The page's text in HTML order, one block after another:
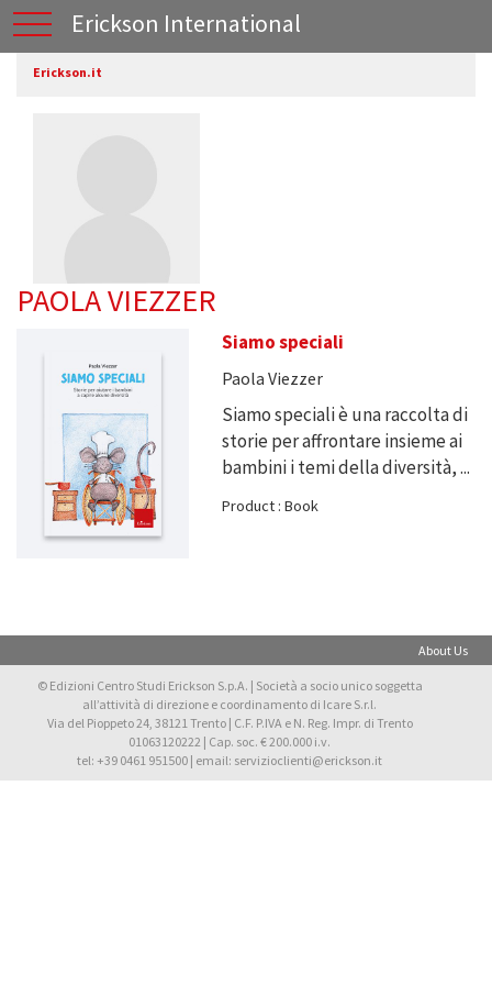
Erickson International
Erickson.it
PAOLA VIEZZER
Siamo speciali
Paola Viezzer
Siamo speciali è una raccolta di
storie per affrontare insieme ai
bambini i temi della diversità, ...
Product : Book
About Us
© Edizioni Centro Studi Erickson S.p.A. | Società a socio unico soggetta
all’attività di direzione e coordinamento di Icare S.r.l.
Via del Pioppeto 24, 38121 Trento | C.F. P.IVA e N. Reg. Impr. di Trento
01063120222 | Cap. soc. € 200.000 i.v.
tel: +39 0461 951500 | email: servizioclienti@erickson.it